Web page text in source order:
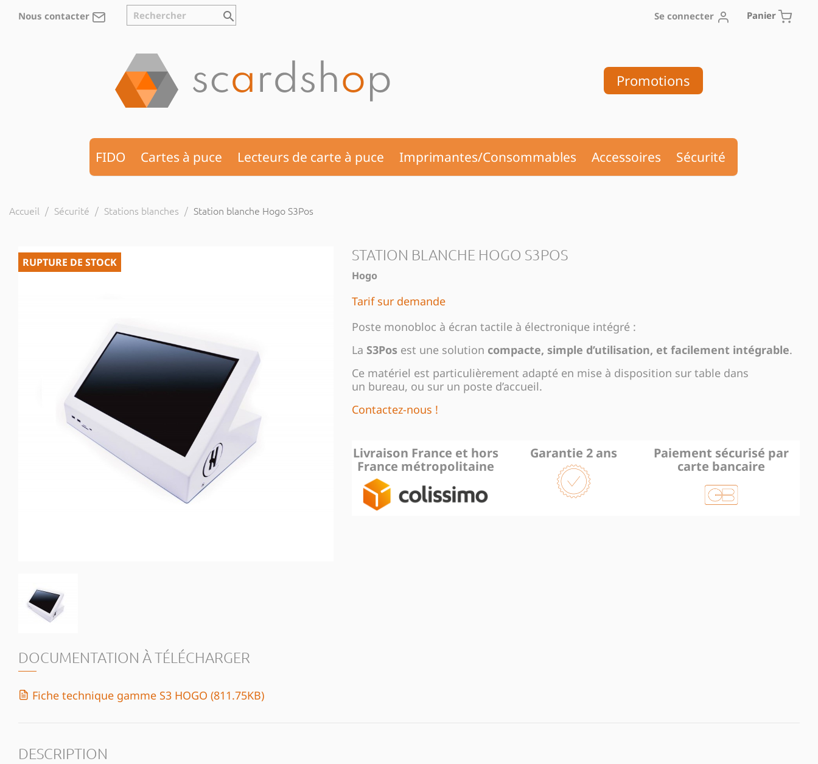
Nous contacter search Se connecter Panier
Promotions
FIDO Cartes à puce Lecteurs de carte à puce Imprimantes/Consommables Accessoires Sécurité
Accueil Sécurité Stations blanches Station blanche Hogo S3Pos
RUPTURE DE STOCK STATION BLANCHE HOGO S3POS
Hogo
Tarif sur demande
Poste monobloc à écran tactile à électronique intégré :
La S3Posest une solution compacte, simple d’utilisation, et facilement intégrable.
Ce matériel est particulièrement adapté en mise à disposition sur table dans
un bureau, ou sur un poste d’accueil.
Contactez-nous !
Livraison France et hors
France métropolitaine
Garantie 2 ans
Paiement sécurisé par
carte bancaire
DOCUMENTATION À TÉLÉCHARGER
Fiche technique gamme S3 HOGO (811.75KB)
DESCRIPTION